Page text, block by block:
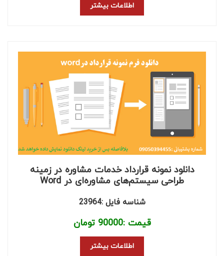
اطلاعات بیشتر
دانلود نمونه قرارداد خدمات مشاوره در زمینه
طراحی سیستم‌های مشاوره‌ای در Word
شناسه فایل :23964
قیمت :90000 تومان
اطلاعات بیشتر